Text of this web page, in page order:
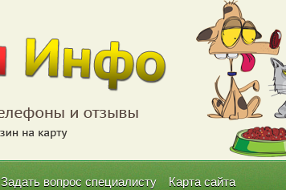
Задать вопрос специалисту Карта сайта